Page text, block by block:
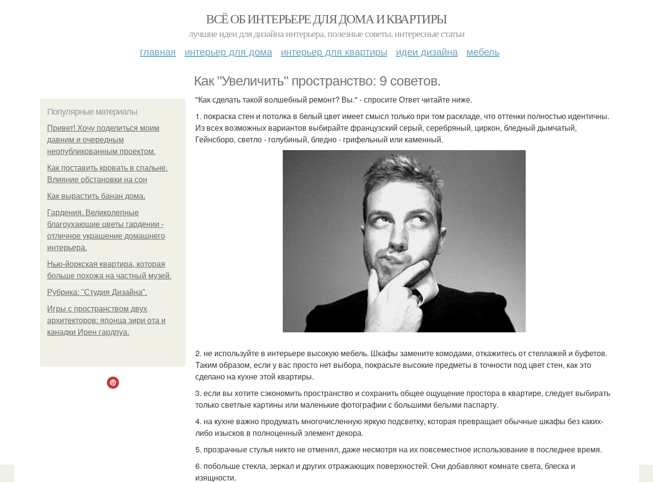
ВСЁ ОБ ИНТЕРЬЕРЕ ДЛЯ ДОМА И КВАРТИРЫ
лучшие идеи для дизайна интерьера, полезные советы, интересные статьи
главная интерьер для дома интерьер для квартиры идеи дизайна мебель
Как "Увеличить" пространство: 9 советов.
Популярные материалы
Привет! Хочу поделиться моим
давним и очередным
неопубликованным проектом.
Как поставить кровать в спальне.
Влияние обстановки на сон
Как вырастить банан дома.
Гардения. Великолепные
благоухающие цветы гардении -
отличное украшение домашнего
интерьера.
Нью-йоркская квартира, которая
больше похожа на частный музей.
Рубрика: "Студия Дизайна".
Игры с пространством двух
архитекторов: японца эири ота и
канадки Ирен гардпуа.
"Как сделать такой волшебный ремонт? Вы." - спросите Ответ читайте ниже.
1. покраска стен и потолка в белый цвет имеет смысл только при том раскладе, что оттенки полностью идентичны.
Из всех возможных вариантов выбирайте французский серый, серебряный, циркон, бледный дымчатый,
Гейнсборо, светло - голубиный, бледно - грифельный или каменный.
2. не используйте в интерьере высокую мебель. Шкафы замените комодами, откажитесь от стеллажей и буфетов.
Таким образом, если у вас просто нет выбора, покрасьте высокие предметы в точности под цвет стен, как это
сделано на кухне этой квартиры.
3. если вы хотите сэкономить пространство и сохранить общее ощущение простора в квартире, следует выбирать
только светлые картины или маленькие фотографии с большими белыми паспарту.
4. на кухне важно продумать многочисленную яркую подсветку, которая превращает обычные шкафы без каких-
либо изысков в полноценный элемент декора.
5. прозрачные стулья никто не отменял, даже несмотря на их повсеместное использование в последнее время.
6. побольше стекла, зеркал и других отражающих поверхностей. Они добавляют комнате света, блеска и
изящности.